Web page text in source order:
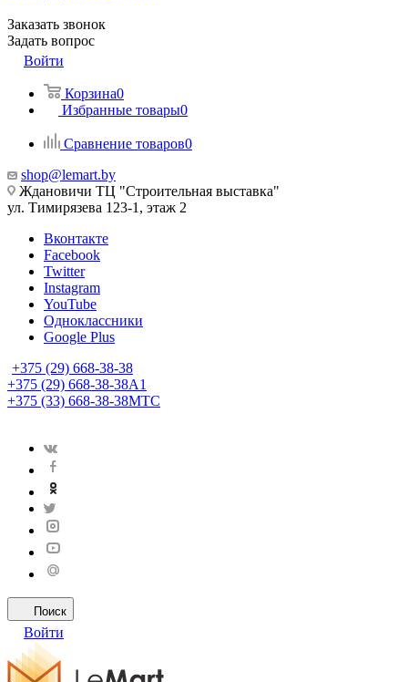
Заказать звонок
Задать вопрос
Войти
Корзина0
Избранные товары0
Сравнение товаров0
shop@lemart.by
Ждановичи ТЦ "Строительная выставка"
ул. Тимирязева 123-1, этаж 2
Вконтакте
Facebook
Twitter
Instagram
YouTube
Одноклассники
Google Plus
+375 (29) 668-38-38
+375 (29) 668-38-38A1
+375 (33) 668-38-38МТС
Поиск
Войти